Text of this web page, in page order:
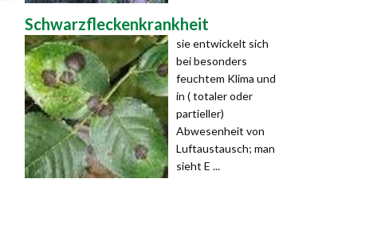
Schwarzfleckenkrankheit
sie entwickelt sich
bei besonders
feuchtem Klima und
in ( totaler oder
partieller)
Abwesenheit von
Luftaustausch; man
sieht E ...